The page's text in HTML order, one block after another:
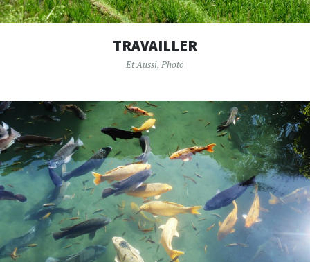
TRAVAILLER
Et Aussi, Photo